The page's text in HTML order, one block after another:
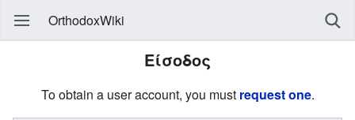
OrthodoxWiki
Είσοδος
To obtain a user account, you must request one.